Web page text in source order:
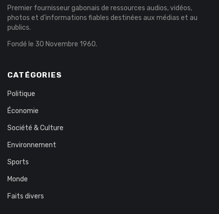
Premier fournisseur gabonais de ressources audios, vidéos,
photos et d’informations fiables destinées aux médias et au
publics.
Fondé le 30 Novembre 1960.
CATÉGORIES
Politique
Économie
Société & Culture
Environnement
Sports
Monde
Faits divers